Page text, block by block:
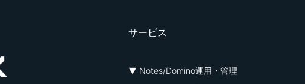
サービス
▼ Notes/Domino運用・管理